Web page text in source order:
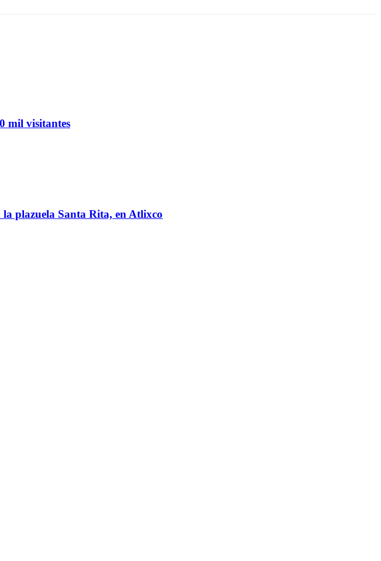
mil visitantes
plazuela Santa Rita, en Atlixco